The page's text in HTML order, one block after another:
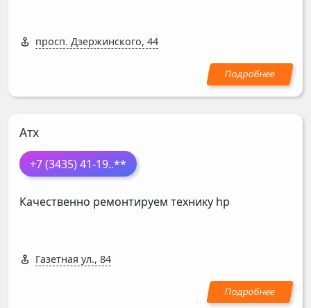
просп. Дзержинского, 44
Атх
+7 (3435) 41-19..**
Качественно ремонтируем технику hp
Газетная ул., 84